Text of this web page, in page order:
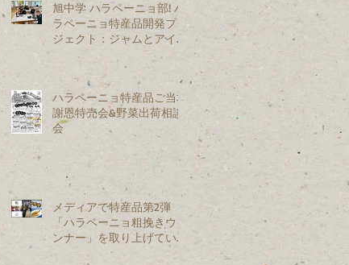
旭中学 ハラペーニョ部! ハ
ラペーニョ特産品開発プロ
ジェクト：ジャムとアイス
を試作開発
ハラペーニョ特産品ご当地
謝恩特売会&野菜出荷相談
会
メディアで特産品第2弾
「ハラペーニョ粗挽きウイ
ンナー」を取り上げていた